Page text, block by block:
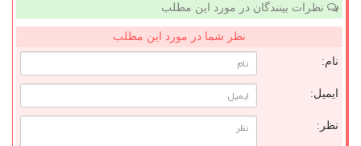
نظرات بینندگان در مورد این مطلب
نظر شما در مورد این مطلب
نام:
ایمیل:
نظر: